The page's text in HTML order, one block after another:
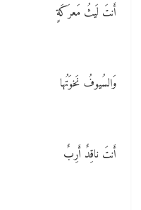
أَنتَ لَيثُ مَعرَكَةٍ
وَالسُيوفُ نَخوَتُها
أَنتَ ناقِدٌ أَرِبٌ